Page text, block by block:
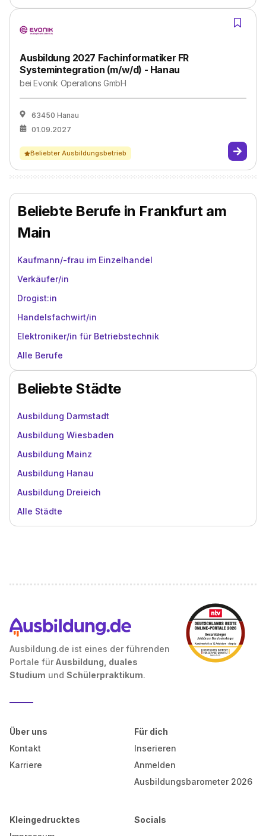
Ausbildung 2027 Fachinformatiker FR
Systemintegration (m/w/d) - Hanau
beiEvonik Operations GmbH
63450 Hanau
01.09.2027
Beliebter Ausbildungsbetrieb
Beliebte Berufe in Frankfurt am
Main
Kaufmann/-frau im Einzelhandel
Verkäufer/in
Drogist:in
Handelsfachwirt/in
Elektroniker/in für Betriebstechnik
Alle Berufe
Beliebte Städte
Ausbildung Darmstadt
Ausbildung Wiesbaden
Ausbildung Mainz
Ausbildung Hanau
Ausbildung Dreieich
Alle Städte
Ausbildung.de ist eines der führenden
Portale für Ausbildung, duales
Studium und Schülerpraktikum.
Über uns
Kontakt
Karriere
Für dich
Inserieren
Anmelden
Ausbildungsbarometer 2026
Kleingedrucktes
Socials